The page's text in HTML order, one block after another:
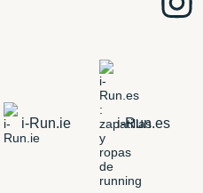
i-Run.ie i-Run.es